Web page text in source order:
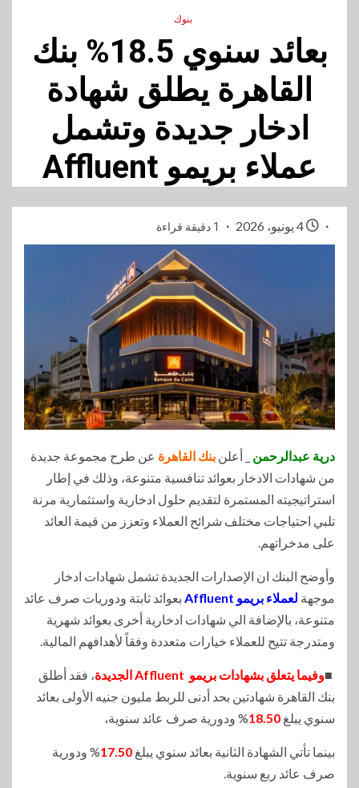
بنوك
بعائد سنوي 18.5% بنك
القاهرة يطلق شهادة
ادخار جديدة وتشمل
عملاء بريمو Affluent
1 دقيقة قراءة
درية عبدالرحمن _ أعلن بنك القاهرة عن طرح مجموعة جديدة
من شهادات الادخار بعوائد تنافسية متنوعة، وذلك في إطار
استراتيجيته المستمرة لتقديم حلول ادخارية واستثمارية مرنة
تلبي احتياجات مختلف شرائح العملاء وتعزز من قيمة العائد
على مدخراتهم.
وأوضح البنك ان الإصدارات الجديدة تشمل شهادات ادخار
موجهة لعملاء بريمو Affluent
بعوائد ثابتة ودوريات صرف عائد
متنوعة، بالإضافة الي شهادات ادخارية أخرى بعوائد شهرية
ومتدرجة تتيح للعملاء خيارات متعددة وفقاً لأهدافهم المالية.
■وفيما يتعلق بشهادات بريمو Affluent الجديدة
، فقد أطلق
بنك القاهرة شهادتين بحد أدنى للربط مليون جنيه الأولى بعائد
سنوي يبلغ 18.50% ودورية صرف عائد سنوية،
بينما تأتي الشهادة الثانية بعائد سنوي يبلغ 17.50% ودورية
صرف عائد ربع سنوية.